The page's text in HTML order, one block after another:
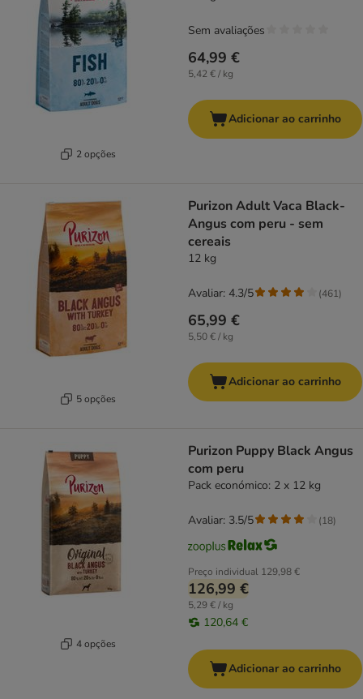
2 opções
64,99 €
5,42 € / kg
Sem avaliações
Adicionar ao carrinho
5 opções
Purizon Adult Vaca Black-
Angus com peru - sem
cereais
12 kg
65,99 €
5,50 € / kg
Avaliar: 4.3/5 (461)
Adicionar ao carrinho
4 opções
Purizon Puppy Black Angus
com peru
Pack económico: 2 x 12 kg
Preço individual 129,98 €
126,99 €
5,29 € / kg
120,64 €
Avaliar: 3.5/5 (18)
Adicionar ao carrinho